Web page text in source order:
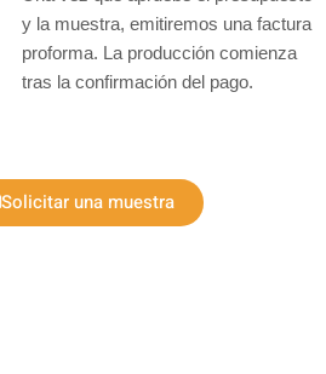
y la muestra, emitiremos una factura
proforma. La producción comienza
tras la confirmación del pago.
Solicitar una muestra